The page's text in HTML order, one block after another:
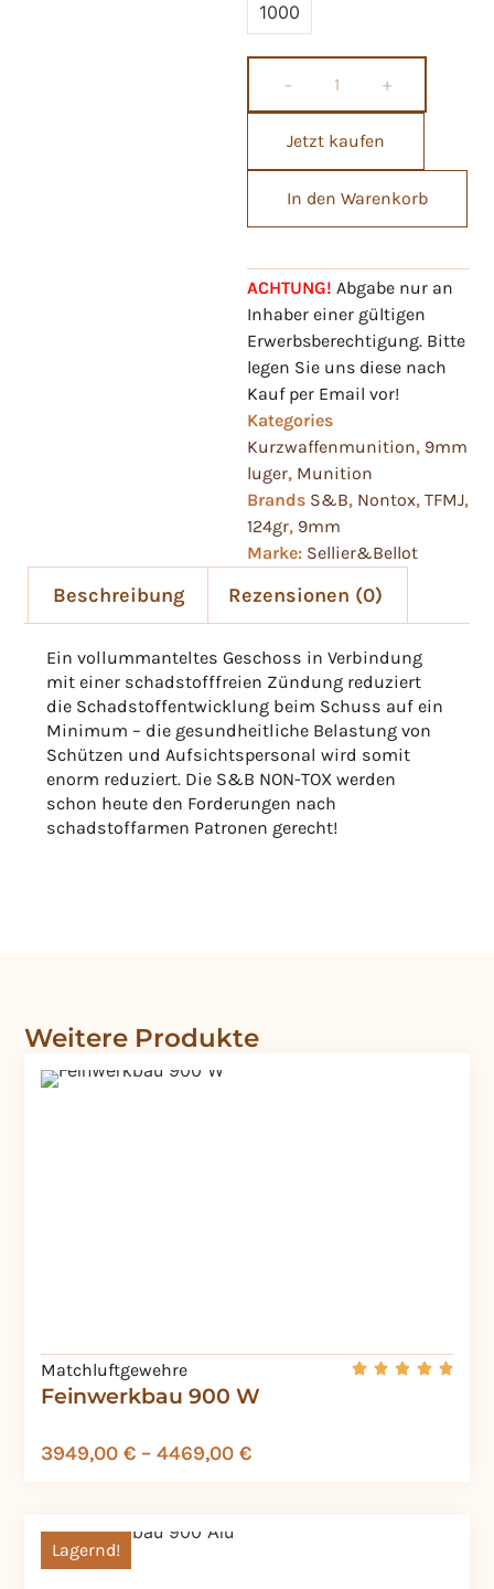
1000
− +
Jetzt kaufen
In den Warenkorb
ACHTUNG! Abgabe nur an
Inhaber einer gültigen
Erwerbsberechtigung. Bitte
legen Sie uns diese nach
Kauf per Email vor!
Kategories
Kurzwaffenmunition, 9mm
luger, Munition
Brands S&B, Nontox, TFMJ,
124gr, 9mm
Marke: Sellier&Bellot
Beschreibung Rezensionen (0)
Ein vollummanteltes Geschoss in Verbindung
mit einer schadstofffreien Zündung reduziert
die Schadstoffentwicklung beim Schuss auf ein
Minimum – die gesundheitliche Belastung von
Schützen und Aufsichtspersonal wird somit
enorm reduziert. Die S&B NON-TOX werden
schon heute den Forderungen nach
schadstoffarmen Patronen gerecht!
Weitere Produkte
Feinwerkbau 900 W
Matchluftgewehre
3949,00 € – 4469,00 €
Lagernd!